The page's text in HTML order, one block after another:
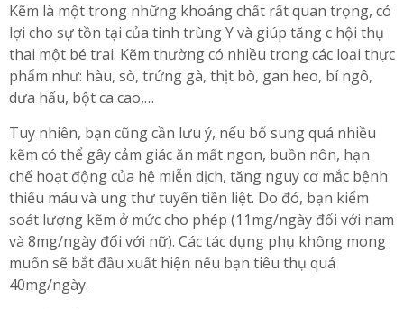
Kẽm là một trong những khoáng chất rất quan trọng, có
lợi cho sự tồn tại của tinh trùng Y và giúp tăng c hội thụ
thai một bé trai. Kẽm thường có nhiều trong các loại thực
phẩm như: hàu, sò, trứng gà, thịt bò, gan heo, bí ngô,
dưa hấu, bột ca cao,…
Tuy nhiên, bạn cũng cần lưu ý, nếu bổ sung quá nhiều
kẽm có thể gây cảm giác ăn mất ngon, buồn nôn, hạn
chế hoạt động của hệ miễn dịch, tăng nguy cơ mắc bệnh
thiếu máu và ung thư tuyến tiền liệt. Do đó, bạn kiểm
soát lượng kẽm ở mức cho phép (11mg/ngày đối với nam
và 8mg/ngày đối với nữ). Các tác dụng phụ không mong
muốn sẽ bắt đầu xuất hiện nếu bạn tiêu thụ quá
40mg/ngày.